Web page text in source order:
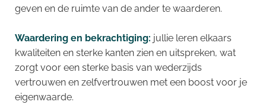
geven en de ruimte van de ander te waarderen.
Waardering en bekrachtiging: jullie leren elkaars
kwaliteiten en sterke kanten zien en uitspreken, wat
zorgt voor een sterke basis van wederzijds
vertrouwen en zelfvertrouwen met een boost voor je
eigenwaarde.